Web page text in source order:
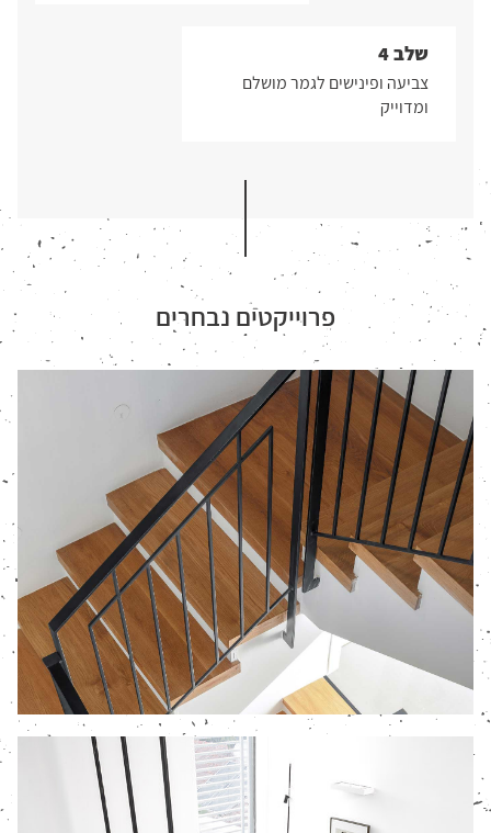
שלב 4
צביעה ופינישים לגמר מושלם
ומדוייק
פרוייקטים נבחרים